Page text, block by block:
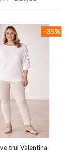
trui Valentina
-35%